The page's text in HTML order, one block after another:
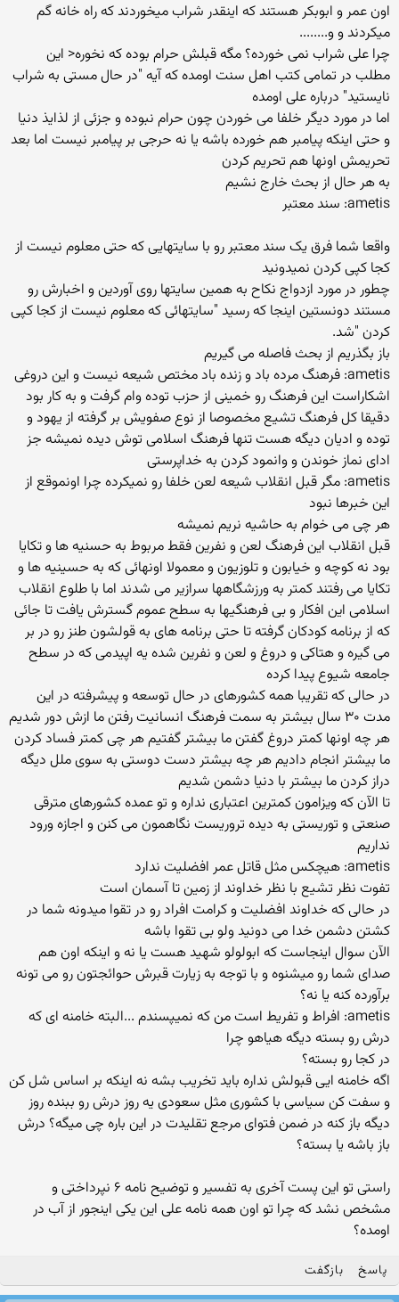
اون عمر و ابوبکر هستند که اینقدر شراب میخوردند که راه خانه گم
میکردند و و........
چرا علی شراب نمی خورده؟ مگه قبلش حرام بوده که نخوره< این
مطلب در تمامی کتب اهل سنت اومده که آیه "در حال مستی به شراب
نایستید" درباره علی اومده
اما در مورد دیگر خلفا می خوردن چون حرام نبوده و جزئی از لذایذ دنیا
و حتی اینکه پیامبر هم خورده باشه یا نه حرجی بر پیامبر نیست اما بعد
تحریمش اونها هم تحریم کردن
به هر حال از بحث خارج نشیم
ametis: سند معتبر
واقعا شما فرق یک سند معتبر رو با سایتهایی که حتی معلوم نیست از
کجا کپی کردن نمیدونید
چطور در مورد ازدواج نکاح به همین سایتها روی آوردین و اخبارش رو
مستند دونستین اینجا که رسید "سایتهائی که معلوم نیست از کجا کپی
کردن "شد.
باز بگذریم از بحث فاصله می گیریم
ametis: فرهنگ مرده باد و زنده باد مختص شیعه نیست و این دروغی
اشکاراست این فرهنگ رو خمینی از حزب توده وام گرفت و به کار بود
دقیقا کل فرهنگ تشیع مخصوصا از نوع صفویش بر گرفته از یهود و
توده و ادیان دیگه هست تنها فرهنگ اسلامی توش دیده نمیشه جز
ادای نماز خوندن و وانمود کردن به خداپرستی
ametis: مگر قبل انقلاب شیعه لعن خلفا رو نمیکرده چرا اونموقع از
این خبرها نبود
هر چی می خوام به حاشیه نریم نمیشه
قبل انقلاب این فرهنگ لعن و نفرین فقط مربوط به حسنیه ها و تکایا
بود نه کوچه و خیابون و تلوزیون و معمولا اونهائی که به حسینیه ها و
تکایا می رفتند کمتر به ورزشگاهها سرازیر می شدند اما با طلوع انقلاب
اسلامی این افکار و بی فرهنگیها به سطح عموم گسترش یافت تا جائی
که از برنامه کودکان گرفته تا حتی برنامه های به قولشون طنز رو در بر
می گیره و هتاکی و دروغ و لعن و نفرین شده یه اپیدمی که در سطح
جامعه شیوع پیدا کرده
در حالی که تقریبا همه کشورهای در حال توسعه و پیشرفته در این
مدت ۳۰ سال بیشتر به سمت فرهنگ انسانیت رفتن ما ازش دور شدیم
هر چه اونها کمتر دروغ گفتن ما بیشتر گفتیم هر چی کمتر فساد کردن
ما بیشتر انجام دادیم هر چه بیشتر دست دوستی به سوی ملل دیگه
دراز کردن ما بیشتر با دنیا دشمن شدیم
تا الآن که ویزامون کمترین اعتباری نداره و تو عمده کشورهای مترقی
صنعتی و توریستی به دیده تروریست نگاهمون می کنن و اجازه ورود
نداریم
ametis: هیچکس مثل قاتل عمر افضلیت ندارد
تفوت نظر تشیع با نظر خداوند از زمین تا آسمان است
در حالی که خداوند افضلیت و کرامت افراد رو در تقوا میدونه شما در
کشتن دشمن خدا می دونید ولو بی تقوا باشه
الآن سوال اینجاست که ابولولو شهید هست یا نه و اینکه اون هم
صدای شما رو میشنوه و با توجه به زیارت قبرش حوائجتون رو می تونه
برآورده کنه یا نه؟
ametis: افراط و تفریط است من که نمیپسندم ...البته خامنه ای که
درش رو بسته دیگه هیاهو چرا
در کجا رو بسته؟
اگه خامنه ایی قبولش نداره باید تخریب بشه نه اینکه بر اساس شل کن
و سفت کن سیاسی با کشوری مثل سعودی یه روز درش رو ببنده روز
دیگه باز کنه در ضمن فتوای مرجع تقلیدت در این باره چی میگه؟ درش
باز باشه یا بسته؟
راستی تو این پست آخری به تفسیر و توضیح نامه ۶ نپرداختی و
مشخص نشد که چرا تو اون همه نامه علی این یکی اینجور از آب در
اومده؟
پاسخ بازگفت